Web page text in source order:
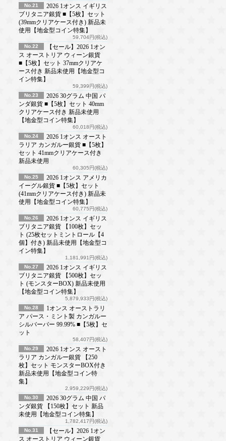
No.21
2026 1オンス イギリス
ブリタニア銀貨 ■【5枚】セット
(39mmクリアケース付き) 新品未
使用【地金型コイン特集】
59,704円(税込)
No.22
【セール】2026 1オン
ス オーストリア ウィーン銀貨
■【5枚】セット 37mmクリアケ
ース付き 新品未使用【地金型コ
イン特集】
59,399円(税込)
No.23
2026 30グラム 中国 パ
ンダ銀貨 ■【5枚】セット 40mm
クリアケース付き 新品未使用
【地金型コイン特集】
60,018円(税込)
No.24
2026 1オンス オースト
ラリア カンガルー銀貨 ■【5枚】
セット 41mmクリアケース付き
新品未使用
60,305円(税込)
No.25
2026 1オンス アメリカ
イーグル銀貨 ■【5枚】セット
(41mmクリアケース付き) 新品未
使用【地金型コイン特集】
60,775円(税込)
No.26
2026 1オンス イギリス
ブリタニア銀貨 【100枚】セッ
ト (25枚セットミントロール【4
個】付き) 新品未使用【地金型コ
イン特集】
1,181,991円(税込)
No.27
2026 1オンス イギリス
ブリタニア銀貨 【500枚】セッ
ト (モンスターBOX) 新品未使用
【地金型コイン特集】
5,879,933円(税込)
No.28
1オンス オーストラリ
ア パース・ミント製 カンガルー
シルバーバー 99.99% ■【5枚】セ
ット
58,407円(税込)
No.29
2026 1オンス オースト
ラリア カンガルー銀貨 【250
枚】セット モンスターBOX付き
新品未使用【地金型コイン特
集】
2,959,229円(税込)
No.30
2026 30グラム 中国 パ
ンダ銀貨 【150枚】セット 新品
未使用【地金型コイン特集】
1,782,417円(税込)
No.31
【セール】2026 1オン
ス オーストリア ウィーン銀貨